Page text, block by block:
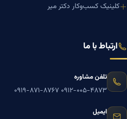
کلینیک کسب‌وکار دکتر میر
ارتباط با ما
تلفن مشاوره
۰۹۱۲-۰۰۵-۴۸۷۳ ۰۹۱۹-۸۷۱-۸۷۶۷
ایمیل